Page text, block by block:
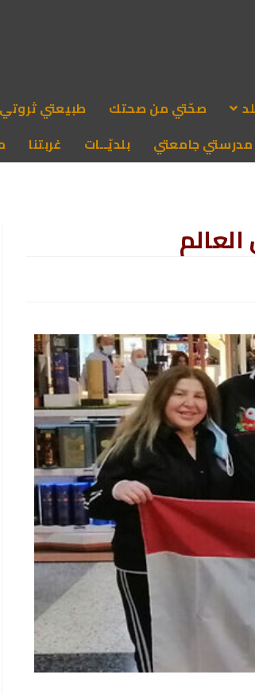
صحّتي من صحتك طبيعتي ثروتي
مدرستي جامعتي بلديّــات غربتنا